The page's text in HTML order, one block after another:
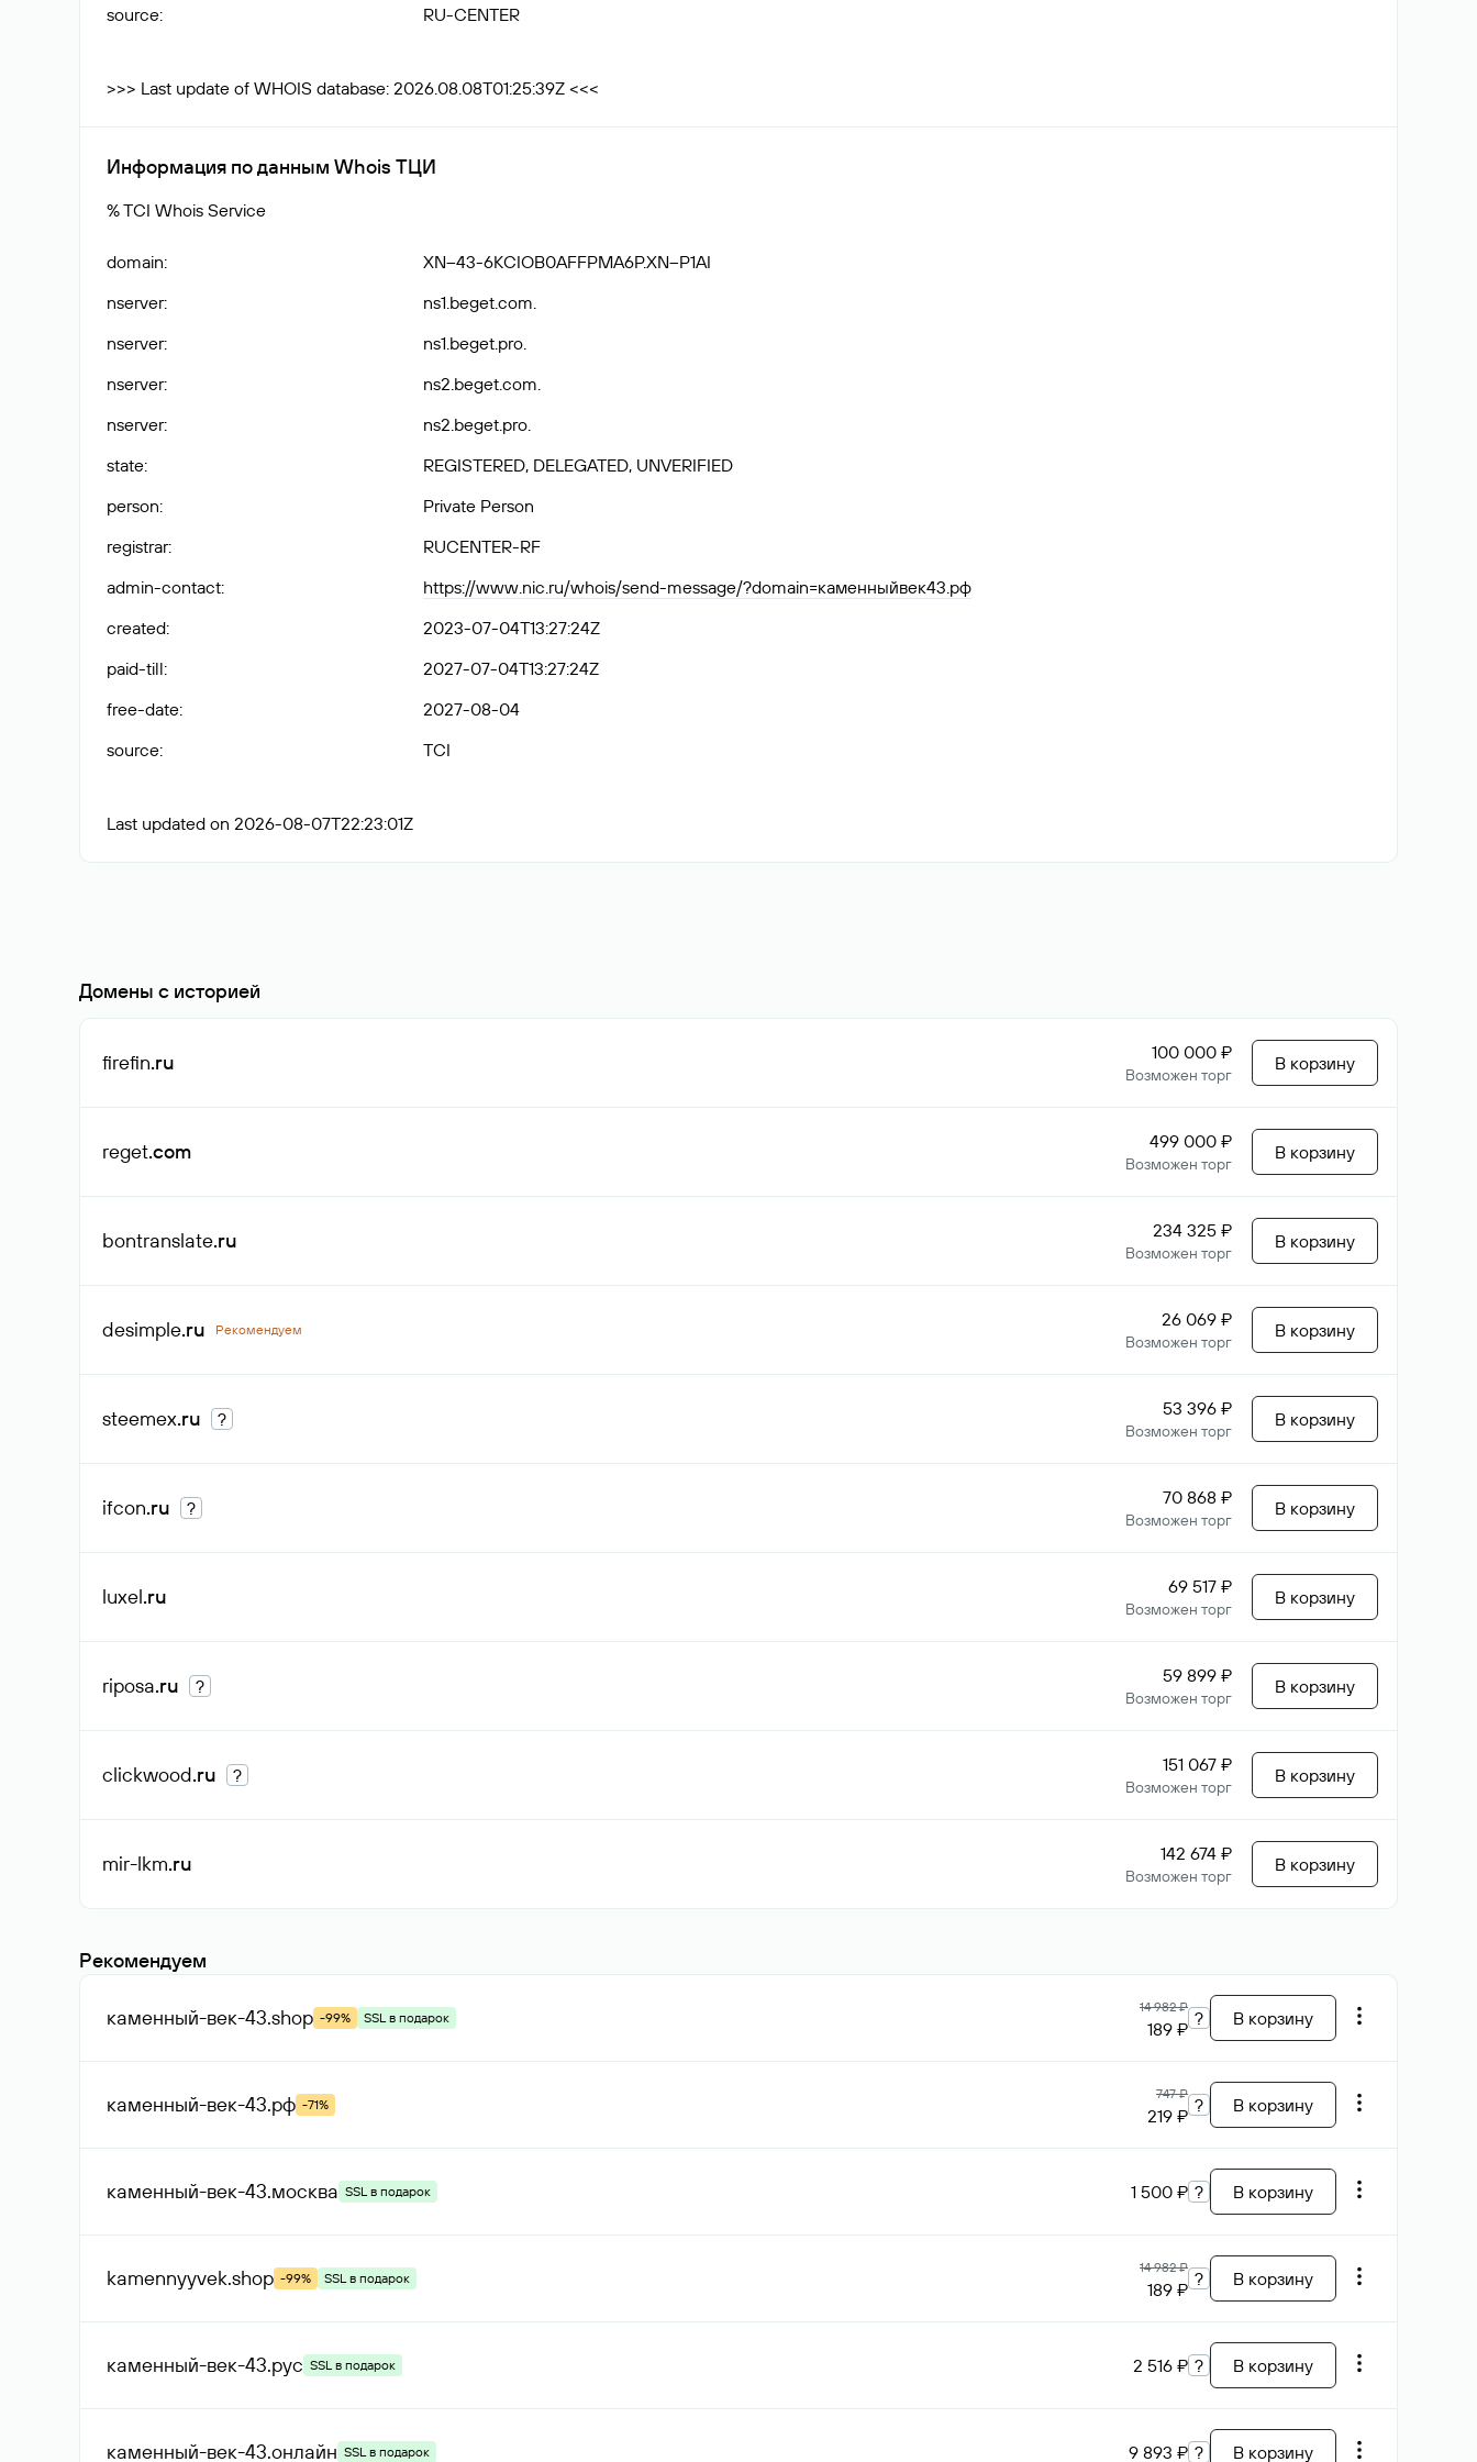
source: RU-CENTER
>>> Last update of WHOIS database: 2026.08.08T01:25:39Z <<<
Информация по данным Whois ТЦИ
% TCI Whois Service
domain:
XN--43-6KCIOB0AFFPMA6P.XN--P1AI
nserver:
ns1.beget.com.
nserver:
ns1.beget.pro.
nserver:
ns2.beget.com.
nserver:
ns2.beget.pro.
state:
REGISTERED, DELEGATED, UNVERIFIED
person:
Private Person
registrar:
RUCENTER-RF
admin-contact:
https://www.nic.ru/whois/send-message/?domain=каменныйвек43.рф
created:
2023-07-04T13:27:24Z
paid-till:
2027-07-04T13:27:24Z
free-date:
2027-08-04
source: TCI
Last updated on 2026-08-07T22:23:01Z
Домены с историей
firefin.ru 100 000 ₽
Возможен торг
В корзину
reget.com 499 000 ₽
Возможен торг
В корзину
bontranslate.ru 234 325 ₽
Возможен торг
В корзину
desimple.ru Рекомендуем 26 069 ₽
Возможен торг
В корзину
steemex.ru ? 53 396 ₽
Возможен торг
В корзину
ifcon.ru ? 70 868 ₽
Возможен торг
В корзину
luxel.ru 69 517 ₽
Возможен торг
В корзину
riposa.ru ? 59 899 ₽
Возможен торг
В корзину
clickwood.ru ? 151 067 ₽
Возможен торг
В корзину
mir-lkm.ru 142 674 ₽
Возможен торг
В корзину
Рекомендуем
каменный-век-43.shop -99% SSL в подарок
14 982 ₽
189 ₽ ? В корзину
каменный-век-43.рф -71%
747 ₽
219 ₽ ? В корзину
каменный-век-43.москва SSL в подарок 1 500 ₽ ? В корзину
kamennyyvek.shop -99% SSL в подарок
14 982 ₽
189 ₽ ? В корзину
каменный-век-43.рус SSL в подарок 2 516 ₽ ? В корзину
каменный-век-43.онлайн SSL в подарок 9 893 ₽ ? В корзину